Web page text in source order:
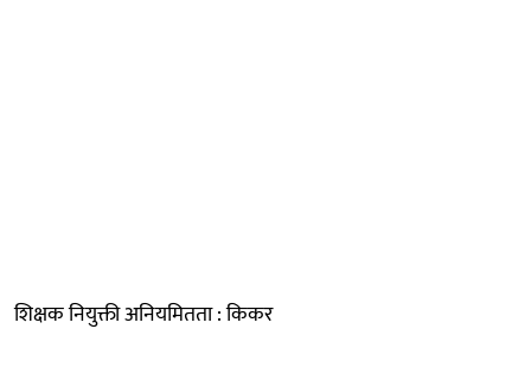
शिक्षक नियुक्ती अनियमितता : किकर